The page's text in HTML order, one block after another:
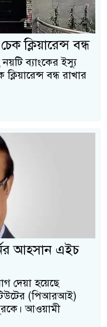
ক্লিয়ারেন্স বন্ধ
ব্যাংকের ইস্যু
বন্ধ রাখার
আহসান এইচ
দেয়া হয়েছে
(পিআরআই)
আওয়ামী